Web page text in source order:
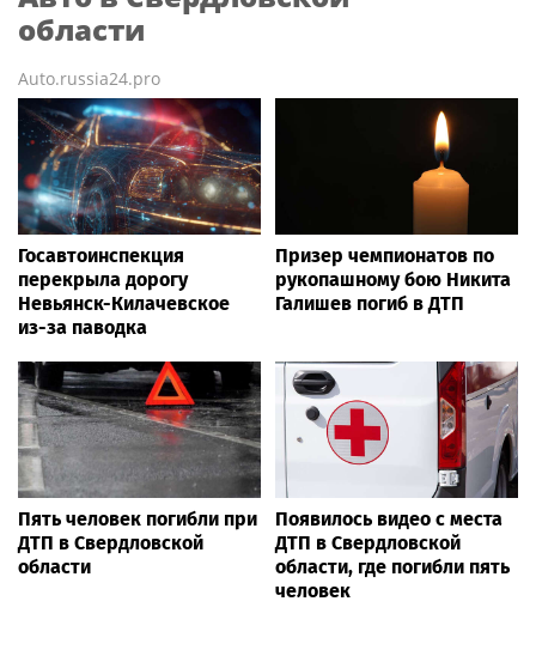
области
Auto.russia24.pro
Госавтоинспекция
перекрыла дорогу
Невьянск-Килачевское
из-за паводка
Призер чемпионатов по
рукопашному бою Никита
Галишев погиб в ДТП
Пять человек погибли при
ДТП в Свердловской
области
Появилось видео с места
ДТП в Свердловской
области, где погибли пять
человек